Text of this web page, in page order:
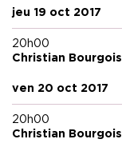
jeu 19 oct 2017
20h00
Christian Bourgois
ven 20 oct 2017
20h00
Christian Bourgois